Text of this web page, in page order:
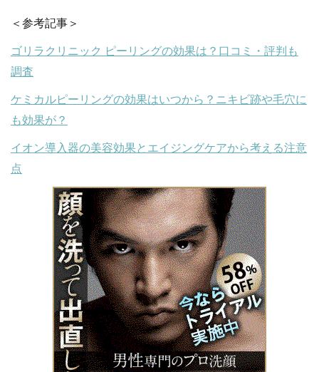
＜参考記事＞
ゴリラクリニック ピーリングの効果は？口コミ・評判も
調査
ケミカルピーリングの効果はいつから？ニキビ跡や毛穴に
も効果が？
イオン導入器の美容効果とエイジングケアから考える注意
点